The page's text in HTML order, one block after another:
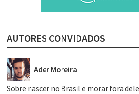
AUTORES CONVIDADOS
Ader Moreira
Sobre nascer no Brasil e morar fora dele